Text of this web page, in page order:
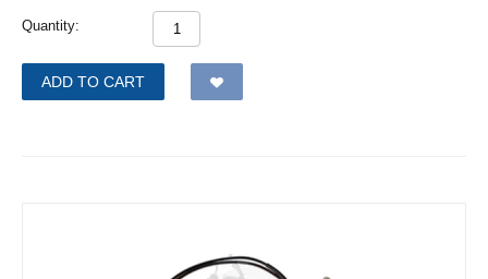
Quantity:
ADD TO CART